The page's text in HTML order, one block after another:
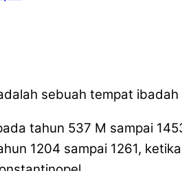
sebuah tempat
tahun 537 M sampai
1204 sampai 1261,